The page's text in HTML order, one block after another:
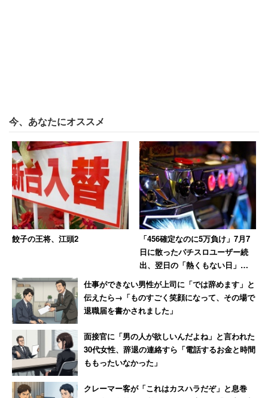
また、「先生方は忙しいのでPTAの活動で支えられている
部分が大きい」などと諭す人も。学校によっては協力的な
保護者が多いところもあるようで、本来は、そうしたやる
気のある人ができる範囲でやるべきことでしょう。
スレッドには、廃止とまで行かなくても規模の縮小をした
いと挑んだ人が、「挫折した」と語っています。
「あれ、減らしたくない人が結構いるんだよ。減ら
すどころかよりたくさんの事をPTAでやって、さす
がPTAと言われたい人がね」
改革には、前例主義や地域行政、PTAを自分の存在意義に
している人たちなど、いくつもの壁がそびえ立ちます。仕
事と子育てで余裕のない母親たちに、それらと戦う余力は
今、あなたにオススメ
餃子の王将、江頭2
「456確定なのに5万負け」7月7
日に散ったパチスロユーザー続
出、翌日の「熱くもない日」に
10万負けた猛者も
仕事ができない男性が上司に「では辞めます」と
伝えたら→「ものすごく笑顔になって、その場で
退職届を書かされました」
面接官に「男の人が欲しいんだよね」と言われた
30代女性、辞退の連絡すら「電話するお金と時間
ももったいなかった」
クレーマー客が「これはカスハラだぞ」と息巻